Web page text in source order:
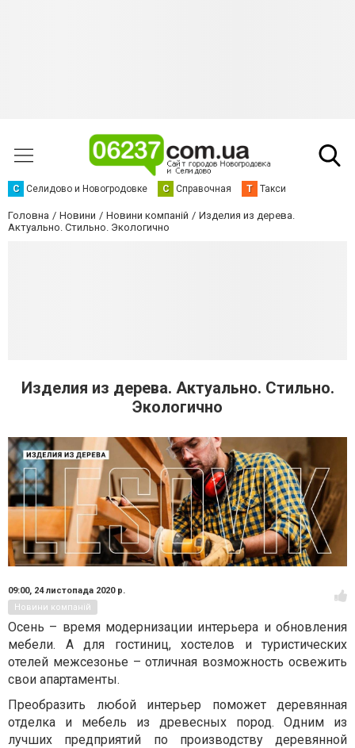
С Селидово и Новогродовке С Справочная Т Такси
Головна Новини Новини компаній
Изделия из дерева.
Актуально. Стильно. Экологично
Изделия из дерева. Актуально. Стильно.
Экологично
09:00, 24 листопада 2020 р.
Новини компаній
Осень – время модернизации интерьера и обновления
мебели. А для гостиниц, хостелов и туристических
отелей межсезонье – отличная возможность освежить
свои апартаменты.
Преобразить любой интерьер поможет деревянная
отделка и мебель из древесных пород. Одним из
лучших предприятий по производству деревянной